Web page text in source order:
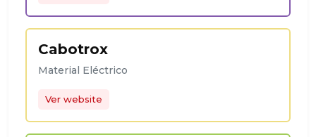
Cabotrox
Material Eléctrico
Ver website